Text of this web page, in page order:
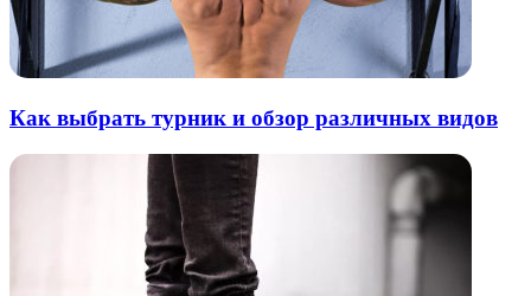
Как выбрать турник и обзор различных видов